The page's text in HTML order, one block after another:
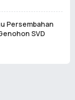
Persembahan
SVD